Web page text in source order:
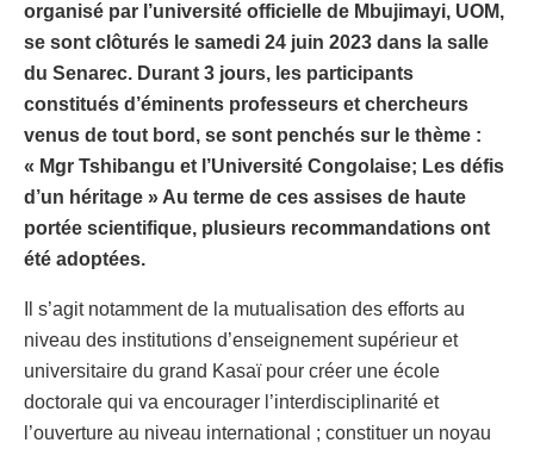
organisé par l’université officielle de Mbujimayi, UOM,
se sont clôturés le samedi 24 juin 2023 dans la salle
du Senarec. Durant 3 jours, les participants
constitués d’éminents professeurs et chercheurs
venus de tout bord, se sont penchés sur le thème :
« Mgr Tshibangu et l’Université Congolaise; Les défis
d’un héritage » Au terme de ces assises de haute
portée scientifique, plusieurs recommandations ont
été adoptées.
Il s’agit notamment de la mutualisation des efforts au
niveau des institutions d’enseignement supérieur et
universitaire du grand Kasaï pour créer une école
doctorale qui va encourager l’interdisciplinarité et
l’ouverture au niveau international ; constituer un noyau